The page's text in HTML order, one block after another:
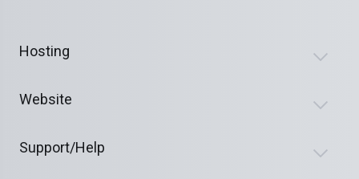
Hosting
Website
Support/Help